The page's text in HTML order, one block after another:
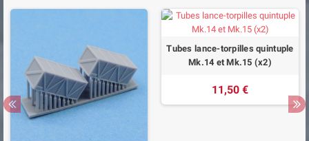
Tubes lance-torpilles quintuple
Mk.14 et Mk.15 (x2)
11,50 €